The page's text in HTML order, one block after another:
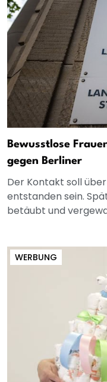
Bewusstlose
gegen Berliner
Der Kontakt soll
entstanden sein.
betäubt und
WERBUNG